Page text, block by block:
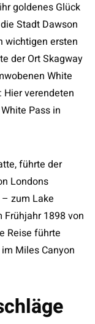
goldenes Glück
Stadt Dawson
wichtigen ersten
der Ort Skagway
White
Hier verendeten
Pass in
führte der
Londons
zum Lake
Frühjahr 1898 von
Reise führte
Miles Canyon